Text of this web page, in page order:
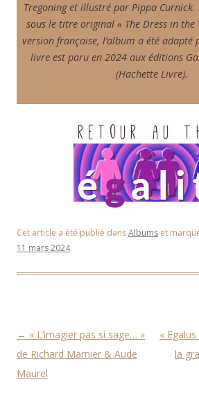
Tregoning et illustré par Pippa
sous le titre original « The Dress in the
version française, l’album a été adapté
livre est paru en 2024 aux éditions
(Hachette Livre).
Cet article a été publié dansAlbums et
11 mars 2024.
Navigation des articles
← « L’imagier pas si sage… »
de Richard Marnier & Aude
Maurel
«
la